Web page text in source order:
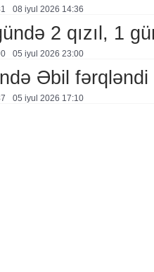
08 i̇yul 2026 14:36
2 qızıl, 1
05 i̇yul 2026 23:00
Əbil fərqləndi
05 i̇yul 2026 17:10